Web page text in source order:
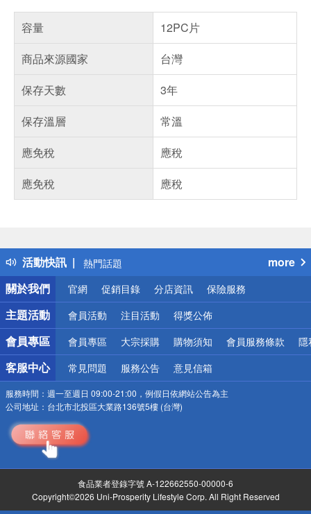
容量
12PC片
商品來源國家
台灣
保存天數
3年
保存溫層
常溫
應免稅
應稅
應免稅
應稅
活動快訊
得獎公告
熱門話題
銀行優惠
偏遠地區配送
詐騙網頁！請小心！
more
關於我們
官網 促銷目錄 分店資訊 保險服務
主題活動 會員活動 注目活動 得獎公佈
會員專區 會員專區 大宗採購 購物須知 會員服務條款 隱
客服中心 常見問題 服務公告 意見信箱
服務時間： 週一至週日 09:00-21:00，例假日依網站公告為主
公司地址： 台北市北投區大業路136號5樓 (台灣)
食品業者登錄字號 A-122662550-00000-6
Copyright©2026 Uni-Prosperity Lifestyle Corp. All Right Reserved